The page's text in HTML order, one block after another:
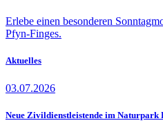
Erlebe einen besonderen
Pfyn-Finges.
Aktuelles
03.07.2026
Neue Zivildienstleistende im Naturpark